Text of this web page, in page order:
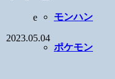
モンハン
ポケモン
e
2023.05.04